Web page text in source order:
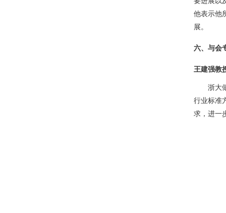
他表示他
展。
六、与会
王建强教
浙大
行业标准
求，进一